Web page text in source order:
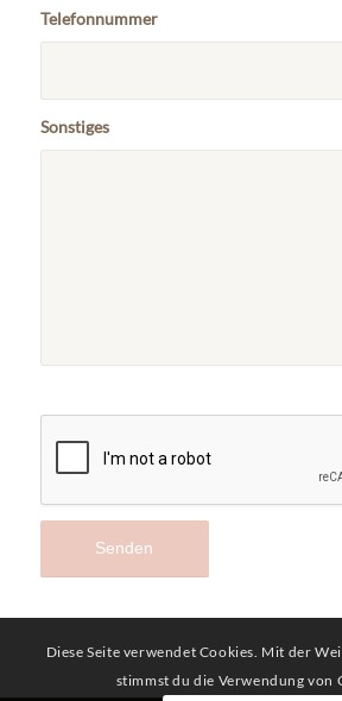
Telefonnummer
Sonstiges
Diese Seite verwendet Cookies. Mit der
stimmst du die Verwendung von